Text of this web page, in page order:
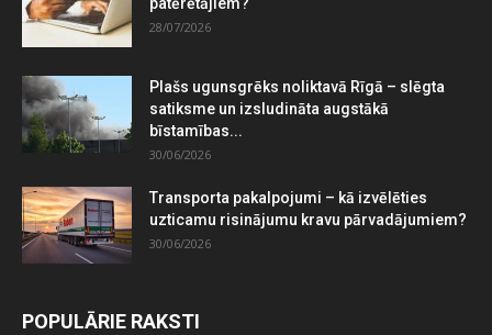
28/07/2026
Plašs ugunsgrēks noliktavā Rīgā – slēgta
satiksme un izsludināta augstākā
bīstamības...
30/06/2026
Transporta pakalpojumi – kā izvēlēties
uzticamu risinājumu kravu pārvadājumiem?
30/06/2026
POPULĀRIE RAKSTI